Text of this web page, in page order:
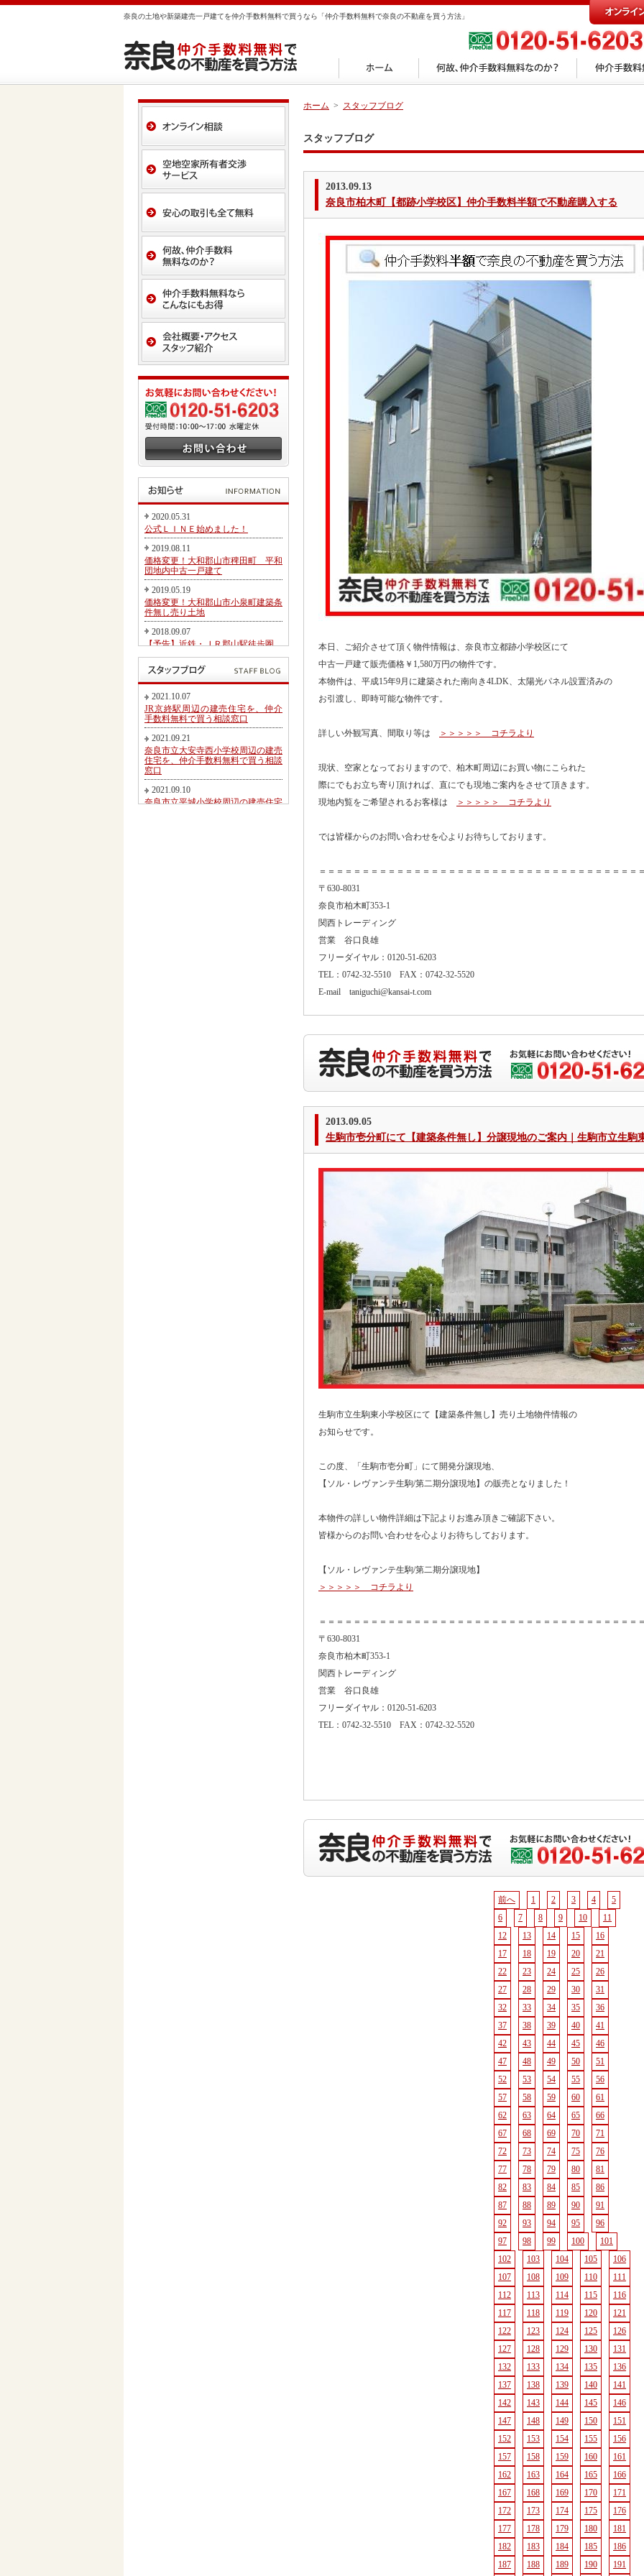
奈良の土地や新築建売一戸建てを仲介手数料無料で買うなら「仲介手数料無料で奈良の不動産を買う方法」
2020.05.31
公式ＬＩＮＥ始めました！
2019.08.11
価格変更！大和郡山市稗田町 平和
団地内中古一戸建て
2019.05.19
価格変更！大和郡山市小泉町建築条
件無し売り土地
2018.09.07
【予告】近鉄・ＪＲ郡山駅徒歩圏、
第２期新規分譲地販売開始のお知ら
せ
2017.05.26
東九条町周辺の建売住宅を、仲介手
数料無料又は割引で買う相談窓口
2017.04.06
大和郡山市冠山町新築一戸建て【価
格変更】になりました！
2017.03.31
大和郡山市にて駅徒歩圏売り土地・
新築一戸建て・建築条件無し売り土
2021.10.07
JR京終駅周辺の建売住宅を、仲介
手数料無料で買う相談窓口
2021.09.21
奈良市立大安寺西小学校周辺の建売
住宅を、仲介手数料無料で買う相談
窓口
2021.09.10
奈良市立平城小学校周辺の建売住宅
ホーム > スタッフブログ
スタッフブログ
2013.09.13
奈良市柏木町【都跡小学校区】仲介手数料半額で不動産購入する
本日、ご紹介させて頂く物件情報は、奈良市立都跡小学校区にて
中古一戸建て販売価格￥1,580万円の物件です。
本物件は、平成15年9月に建築された南向き4LDK、太陽光パネル設置済みの
お引渡し、即時可能な物件です。
詳しい外観写真、間取り等は ＞＞＞＞＞ コチラより
現状、空家となっておりますので、柏木町周辺にお買い物にこられた
際にでもお立ち寄り頂ければ、直にでも現地ご案内をさせて頂きます。
現地内覧をご希望されるお客様は
＞＞＞＞＞ コチラより
では皆様からのお問い合わせを心よりお待ちしております。
＝＝＝＝＝＝＝＝＝＝＝＝＝＝＝＝＝＝＝＝＝＝＝＝＝＝＝＝＝＝＝＝＝＝＝＝＝
〒630-8031
奈良市柏木町353-1
関西トレーディング
営業 谷口良雄
フリーダイヤル：0120-51-6203
TEL：0742-32-5510 FAX：0742-32-5520
E-mail taniguchi@kansai-t.com
2013.09.05
生駒市壱分町にて【建築条件無し】分譲現地のご案内｜生駒市立生駒
生駒市立生駒東小学校区にて【建築条件無し】売り土地物件情報の
お知らせです。
この度、「生駒市壱分町」にて開発分譲現地、
【ソル・レヴァンテ生駒/第二期分譲現地】の販売となりました！
本物件の詳しい物件詳細は下記よりお進み頂きご確認下さい。
皆様からのお問い合わせを心よりお待ちしております。
【ソル・レヴァンテ生駒/第二期分譲現地】
＞＞＞＞＞ コチラより
＝＝＝＝＝＝＝＝＝＝＝＝＝＝＝＝＝＝＝＝＝＝＝＝＝＝＝＝＝＝＝＝＝＝＝＝＝
〒630-8031
奈良市柏木町353-1
関西トレーディング
営業 谷口良雄
フリーダイヤル：0120-51-6203
TEL：0742-32-5510 FAX：0742-32-5520
前へ 1 2 3 4
5
6
7 8 9 10
11
12
13 14 15
16
17
18 19 20
21
22
23 24 25
26
27
28 29 30
31
32
33 34 35
36
37
38 39 40
41
42
43 44 45
46
47
48 49 50
51
52
53 54 55
56
57
58 59 60
61
62
63 64 65
66
67
68 69 70
71
72
73 74 75
76
77
78 79 80
81
82
83 84 85
86
87
88 89 90
91
92
93 94 95
96
97
98 99 100
101
102
103 104 105
106
107
108 109 110
111
112
113 114 115
116
117
118 119 120
121
122
123 124 125
126
127
128 129 130
131
132
133 134 135
136
137
138 139 140
141
142
143 144 145
146
147
148 149 150
151
152
153 154 155
156
157
158 159 160
161
162
163 164 165
166
167
168 169 170
171
172
173 174 175
176
177
178 179 180
181
182
183 184 185
186
187
188 189 190 191